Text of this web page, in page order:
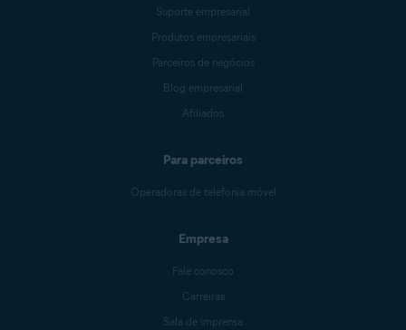
Suporte empresarial
Produtos empresariais
Parceiros de negócios
Blog empresarial
Afiliados
Para parceiros
Operadoras de telefonia móvel
Empresa
Fale conosco
Carreiras
Sala de imprensa